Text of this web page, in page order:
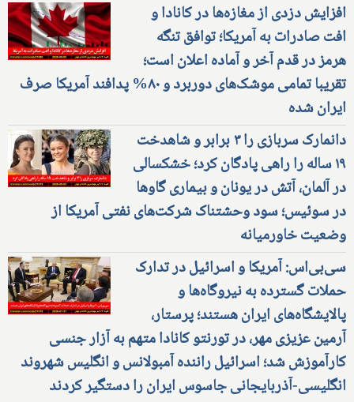
افزایش دزدی از مغازه‌ها در کانادا و
افت صادرات به آمریکا؛ توافق تنگه
هرمز در قدم آخر و آماده اعلان است؛
تقریبا تمامی موشک‌های دوربرد و ۸۰% پدافند آمریکا صرف
ایران شده
دانمارک سربازی را ۳ برابر و شاهدخت
۱۹ ساله را راهی پادگان کرد؛ خشکسالی
در آلمان، آتش در یونان و بیماری گاوها
در سوئیس؛ سود وحشتناک شرکت‌های نفتی آمریکا از
وضعیت خاورمیانه
سی‌بی‌اس: آمریکا و اسرائیل در تدارک
حملات گسترده به نیروگاه‌ها و
پالایشگاه‌های ایران هستند؛ پرستار،
آرمین عزیزی مهر، در تورنتو کانادا متهم به آزار جنسی
کارآموزش شد؛ اسرائیل راننده آمبولانس و انگلیس شهروند
انگلیسی-آذربایجانی جاسوس ایران را دستگیر کردند